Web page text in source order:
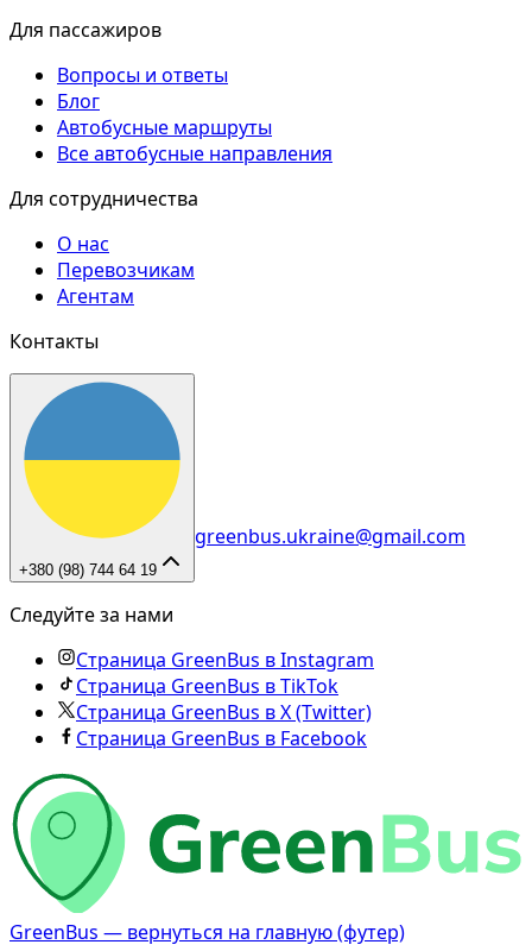
Для пассажиров
Вопросы и ответы
Блог
Автобусные маршруты
Все автобусные направления
Для сотрудничества
О нас
Перевозчикам
Агентам
Контакты
+380 (98) 744 64 19
greenbus.ukraine@gmail.com
Следуйте за нами
Страница GreenBus в Instagram
Страница GreenBus в TikTok
Страница GreenBus в X (Twitter)
Страница GreenBus в Facebook
GreenBus — вернуться на главную (футер)